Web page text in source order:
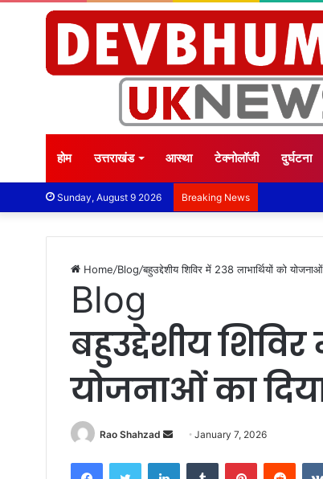
होम उत्तराखंड आस्था टेक्नोलॉजी दुर्घटना
Sunday, August 9 2026 Breaking News
Home/Blog/बहुउद्देशीय शिविर में 238 लाभार्थियों को
Blog
बहुउद्देशीय
योजनाओं का
Rao Shahzad
SendJanuary 7, 2026
FacebookTwitter LinkedInTumblr Pinterest